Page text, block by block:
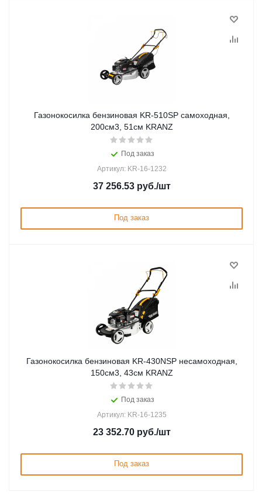
Газонокосилка бензиновая KR-510SP самоxодная,
200см3, 51см KRANZ
Под заказ
Артикул: KR-16-1232
37 256.53руб./шт
Под заказ
Газонокосилка бензиновая KR-430NSP несамоxодная,
150см3, 43см KRANZ
Под заказ
Артикул: KR-16-1235
23 352.70руб./шт
Под заказ